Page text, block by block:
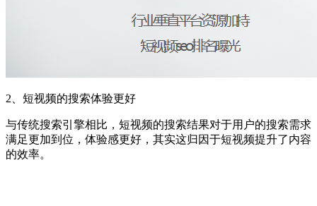
2、短视频的搜索体验更好
与传统搜索引擎相比，短视频的搜索结果对于用户的搜索需求
满足更加到位，体验感更好，其实这归因于短视频提升了内容
的效率。